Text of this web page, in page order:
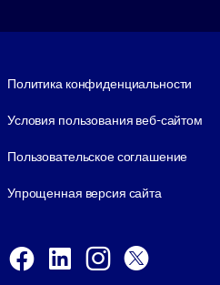
Политика конфиденциальности
Условия пользования веб-сайтом
Пользовательское соглашение
Упрощенная версия сайта
Facebook
LinkedIn